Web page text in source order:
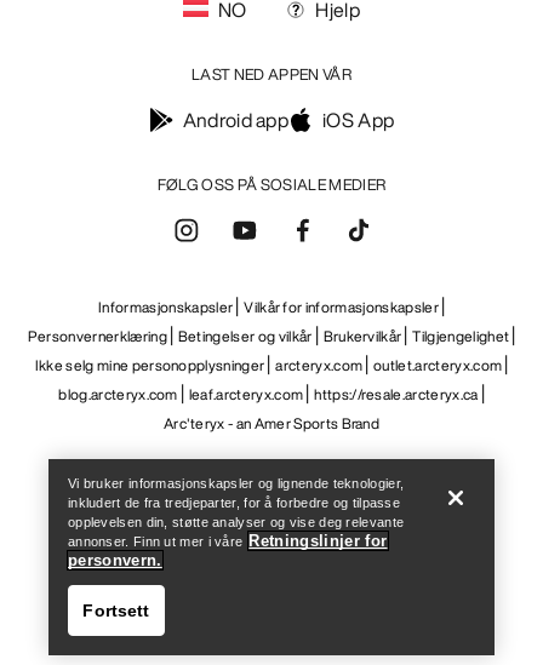
Help
FØLG OSS PÅ SOSIALE MEDIER
NO Hjelp
LAST NED APPEN VÅR
Android app iOS App
Informasjonskapsler Vilkår for informasjonskapsler
Personvernerklæring Betingelser og vilkår Brukervilkår Tilgjengelighet
Ikke selg mine personopplysninger arcteryx.com outlet.arcteryx.com
blog.arcteryx.com leaf.arcteryx.com https://resale.arcteryx.ca
Arc'teryx - an Amer Sports Brand
Vi bruker informasjonskapsler og lignende teknologier,
inkludert de fra tredjeparter, for å forbedre og tilpasse
opplevelsen din, støtte analyser og vise deg relevante
annonser. Finn ut mer i våre Retningslinjer for
personvern.
Fortsett